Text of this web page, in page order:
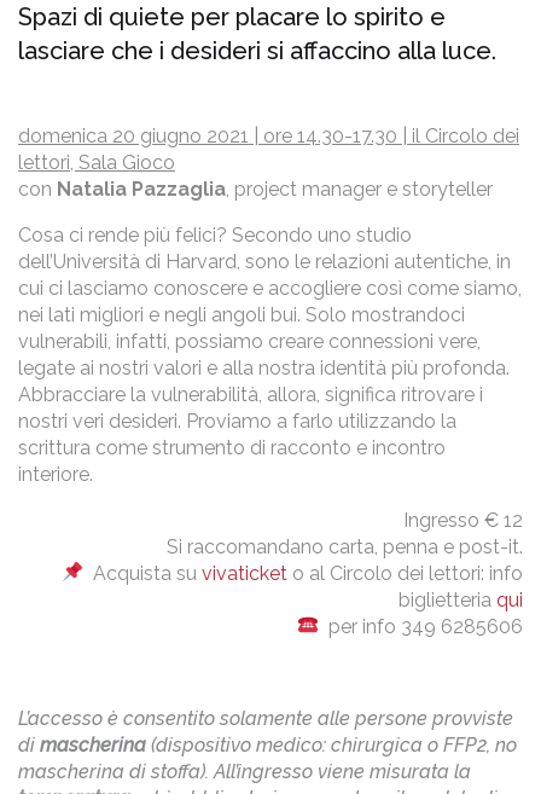
Spazi di quiete per placare lo spirito e
lasciare che i desideri si affaccino alla luce.
domenica 20 giugno 2021 | ore 14.30-17.30 | il Circolo dei
lettori, Sala Gioco
con Natalia Pazzaglia , project manager e storyteller
Cosa ci rende più felici? Secondo uno studio
dell’Università di Harvard, sono le relazioni autentiche, in
cui ci lasciamo conoscere e accogliere così come siamo,
nei lati migliori e negli angoli bui. Solo mostrandoci
vulnerabili, infatti, possiamo creare connessioni vere,
legate ai nostri valori e alla nostra identità più profonda.
Abbracciare la vulnerabilità, allora, significa ritrovare i
nostri veri desideri. Proviamo a farlo utilizzando la
scrittura come strumento di racconto e incontro
interiore.
Ingresso € 12
Si raccomandano carta, penna e post-it.
Acquista su vivaticket o al Circolo dei lettori: info
biglietteria qui
per info 349 6285606
L’accesso è consentito solamente alle persone provviste
di mascherina (dispositivo medico: chirurgica o FFP2, no
mascherina di stoffa). All’ingresso viene misurata la